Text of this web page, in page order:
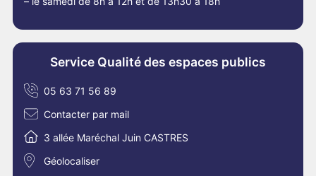
Service Qualité des espaces publics
05 63 71 56 89
Contacter par mail
3 allée Maréchal Juin CASTRES
Géolocaliser